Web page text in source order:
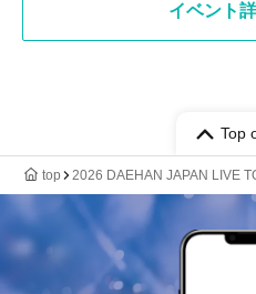
イベント
Top
top 2026 DAEHAN JAPAN LIVE